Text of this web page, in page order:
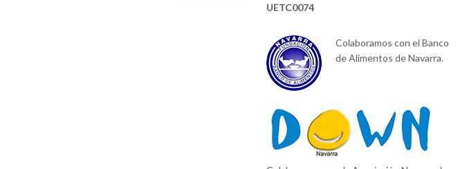
UETC0074
Colaboramos con el Banco
de Alimentos de Navarra.